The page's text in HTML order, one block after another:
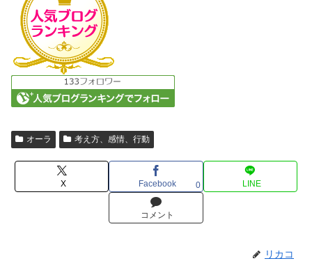
オーラ 考え方、感情、行動
X Facebook 0 LINE
コメント
リカコ